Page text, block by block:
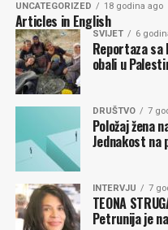
UNCATEGORIZED 18 godina ago
Articles in English
SVIJET 6
Reportaza sa
obali u
DRUŠTVO 7
Položaj žena
Jednakost na
INTERVJU 7
TEONA
Petrunija je